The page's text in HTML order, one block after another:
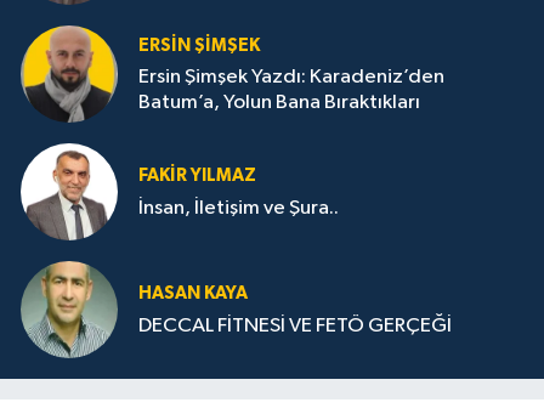
ERSIN ŞIMŞEK
Ersin Şimşek Yazdı: Karadeniz’den
Batum’a, Yolun Bana Bıraktıkları
FAKIR YILMAZ
İnsan, İletişim ve Şura..
HASAN KAYA
DECCAL FİTNESİ VE FETÖ GERÇEĞİ